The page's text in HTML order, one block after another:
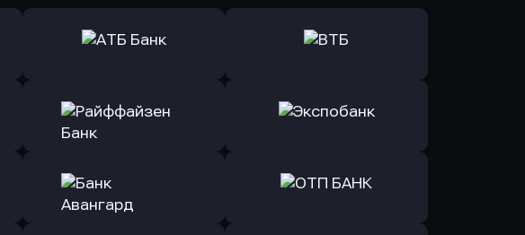
Оправить заявку
в АТБ Банк
Оправить заявку
Оправить заявку
в Райффайзен Банк
Оправить заявку